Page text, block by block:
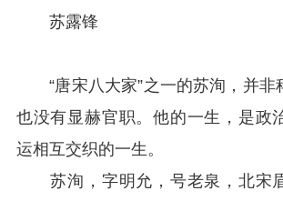
苏露锋
“唐宋八大家”之一的苏洵，并非
也没有显赫官职。他的一生，是政
运相互交织的一生。
苏洵，字明允，号老泉，北宋